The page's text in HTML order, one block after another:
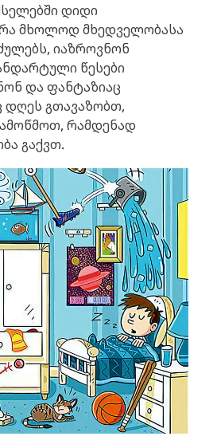
დიდი
მხოლოდ მხედველობასა
იაზროვნონ
წესები
და ფანტაზიაც
დღეს გთავაზობთ,
რამდენად
გაქვთ.